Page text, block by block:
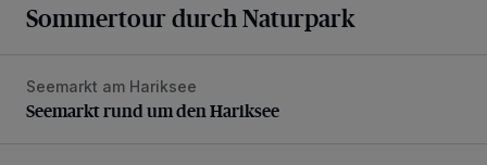
Sommertour durch Naturpark
Seemarkt rund um den Hariksee
Seemarkt am Hariksee
Seemarkt rund um den Hariksee